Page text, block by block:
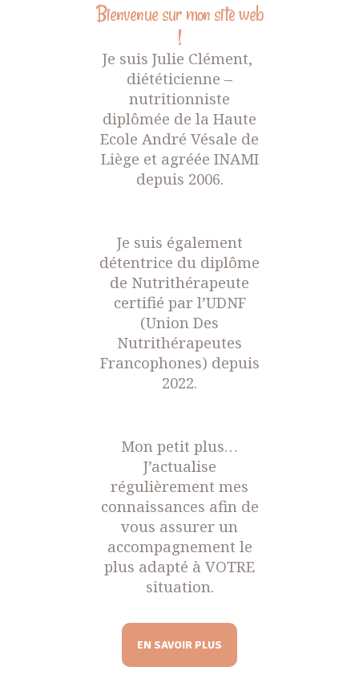
Bienvenue sur mon site web
!
Je suis Julie Clément,
diététicienne –
nutritionniste
diplômée de la Haute
Ecole André Vésale de
Liège et agréée INAMI
depuis 2006.
Je suis également
détentrice du diplôme
de Nutrithérapeute
certifié par l’UDNF
(Union Des
Nutrithérapeutes
Francophones) depuis
2022.
Mon petit plus…
J’actualise
régulièrement mes
connaissances afin de
vous assurer un
accompagnement le
plus adapté à VOTRE
situation.
EN SAVOIR PLUS